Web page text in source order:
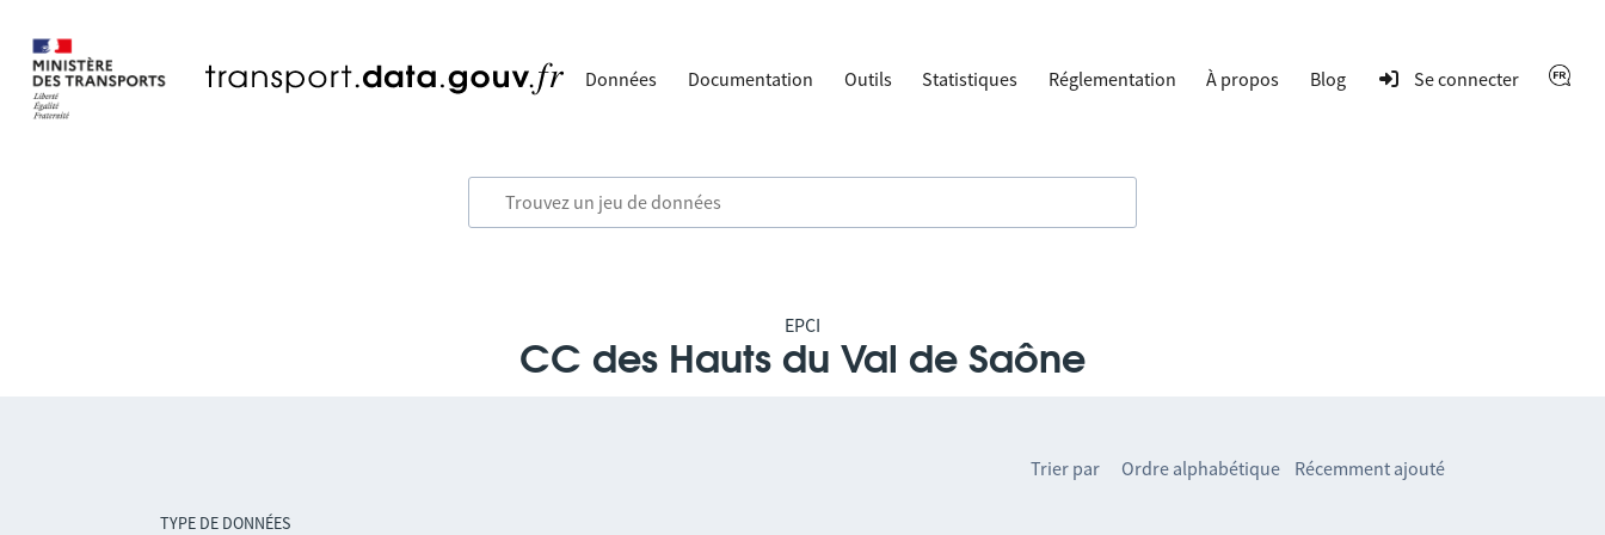
Données Documentation Outils Statistiques Réglementation À propos Blog Se connecter
EPCI
CC des Hauts du Val de Saône
TYPE DE DONNÉES
Trier par Ordre alphabétique Récemment ajouté